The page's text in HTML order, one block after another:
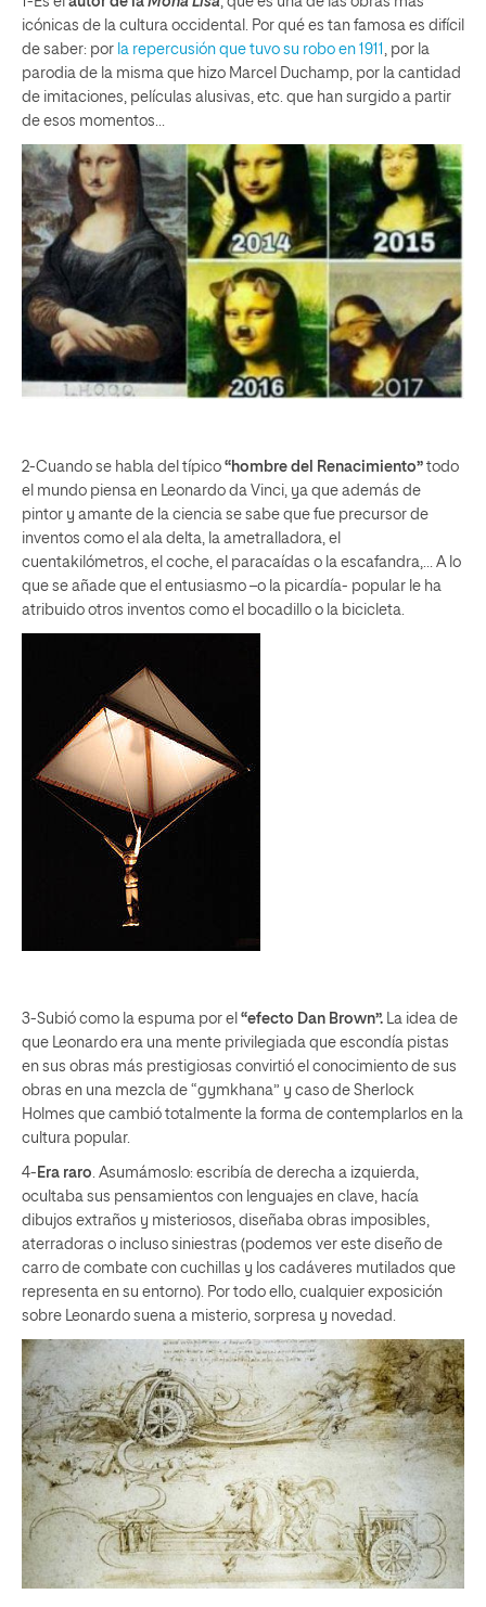
icónicas de la cultura occidental. Por qué es tan famosa es difícil
de saber: por la repercusión que tuvo su robo en 1911 , por la
parodia de la misma que hizo Marcel Duchamp, por la cantidad
de imitaciones, películas alusivas, etc. que han surgido a partir
de esos momentos…
2-Cuando se habla del típico “hombre del Renacimiento” todo
el mundo piensa en Leonardo da Vinci, ya que además de
pintor y amante de la ciencia se sabe que fue precursor de
inventos como el ala delta, la ametralladora, el
cuentakilómetros, el coche, el paracaídas o la escafandra,… A lo
que se añade que el entusiasmo –o la picardía- popular le ha
atribuido otros inventos como el bocadillo o la bicicleta.
3-Subió como la espuma por el “efecto Dan Brown”. La idea de
que Leonardo era una mente privilegiada que escondía pistas
en sus obras más prestigiosas convirtió el conocimiento de sus
obras en una mezcla de “gymkhana” y caso de Sherlock
Holmes que cambió totalmente la forma de contemplarlos en la
cultura popular.
4- Era raro. Asumámoslo: escribía de derecha a izquierda,
ocultaba sus pensamientos con lenguajes en clave, hacía
dibujos extraños y misteriosos, diseñaba obras imposibles,
aterradoras o incluso siniestras (podemos ver este diseño de
carro de combate con cuchillas y los cadáveres mutilados que
representa en su entorno). Por todo ello, cualquier exposición
sobre Leonardo suena a misterio, sorpresa y novedad.